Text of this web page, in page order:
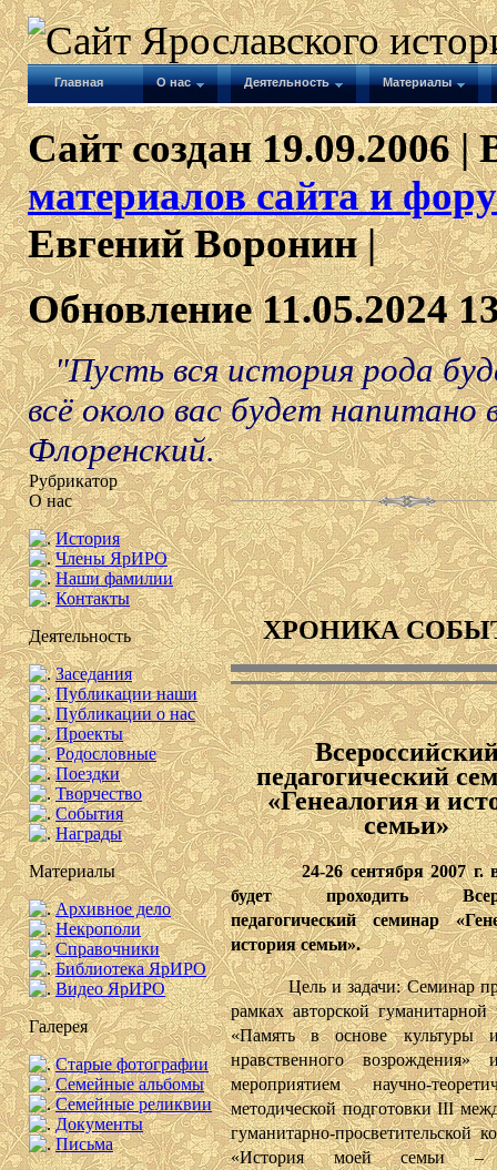
Главная О нас Деятельность Материалы
Сайт создан 19.09.2006 |
материалов сайта и
Евгений Воронин |
Обновление 11.05.2024
"Пусть вся история рода
всё около вас будет
Флоренский.
Рубрикатор
О нас
История
Члены ЯрИРО
Наши фамилии
Контакты
Деятельность
Заседания
Публикации наши
Публикации о нас
Проекты
Родословные
Поездки
Творчество
События
Награды
Материалы
Архивное дело
Некрополи
Справочники
Библиотека ЯрИРО
Видео ЯрИРО
Галерея
Старые фотографии
Семейные альбомы
Семейные реликвии
Документы
Письма
ХРОНИКА
педагогический
«Генеалогия и
семьи»
24-26 сентября 2007 г. в
будет проходить
педагогический семинар
история семьи».
Цель и задачи: Семинар
рамках авторской
«Память в основе культуры
нравственного возрождения»
мероприятием научно-
методической подготовки III
гуманитарно-просветительской
«История моей семьи –